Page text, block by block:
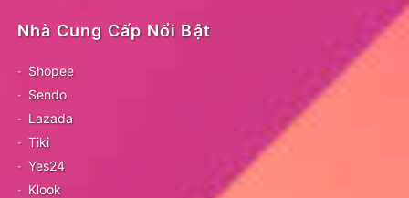
Nhà Cung Cấp Nổi Bật
Shopee
Sendo
Lazada
Tiki
Yes24
Klook